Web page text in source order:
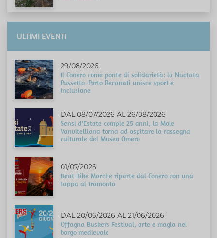
ULTIMI EVENTI
29/08/2026
Il Conero come ponte di solidarietà: la Nuotata
Passetto–Porto Recanati unisce sport e
inclusione
DAL 08/07/2026 AL 26/08/2026
Sensi d'Estate compie 25 anni, la Mole
Vanvitelliana torna ad ospitare la rassegna
culturale del Museo Omero
01/07/2026
Beat Bike Marche riparte dal Conero con una
tappa al tramonto
DAL 20/06/2026 AL 21/06/2026
Offagna Buskers Festival, arte e magia nel
borgo medievale